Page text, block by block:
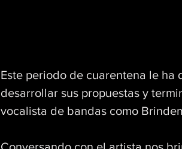
Este periodo de cuarentena le ha
desarrollar sus propuestas y
vocalista de bandas como